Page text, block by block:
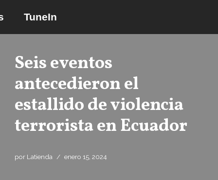
TuneIn
Seis eventos
antecedieron el
estallido de violencia
terrorista en Ecuador
por Latienda enero 15, 2024